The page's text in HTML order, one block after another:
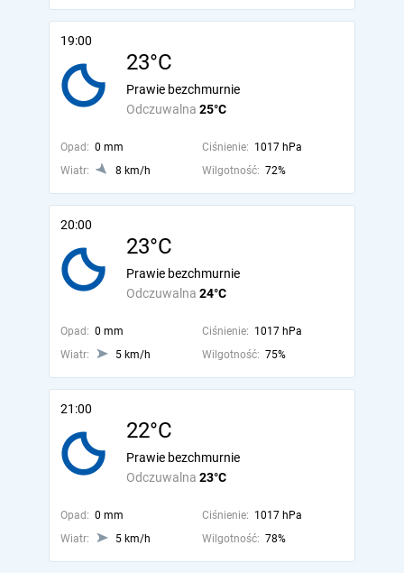
19:00
23°C
Odczuwalna 25°C
Prawie bezchmurnie
Opad: 0 mm Ciśnienie: 1017 hPa
Wiatr:
8 km/h Wilgotność: 72%
20:00
23°C
Odczuwalna 24°C
Prawie bezchmurnie
Opad: 0 mm Ciśnienie: 1017 hPa
Wiatr:
5 km/h Wilgotność: 75%
21:00
22°C
Odczuwalna 23°C
Prawie bezchmurnie
Opad: 0 mm Ciśnienie: 1017 hPa
Wiatr:
5 km/h Wilgotność: 78%